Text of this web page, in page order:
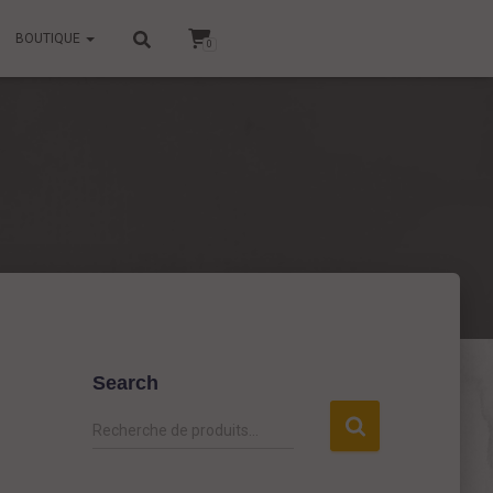
BOUTIQUE 0
Search
RRecherche de produits…